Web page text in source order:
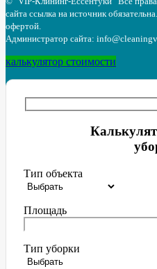
сайта ссылка на источник
офертой.
Администратор сайта:
калькулятор стоимости
Тип объекта
Площадь
Тип уборки